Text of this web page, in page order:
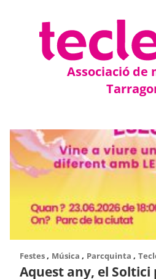
Associació de
Festes, Música , Parcquinta ,
Aquest any, el Soltici